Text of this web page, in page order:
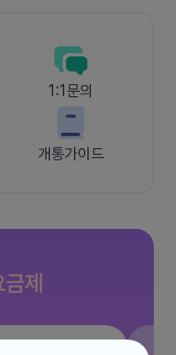
1:1문의
개통가이드
제